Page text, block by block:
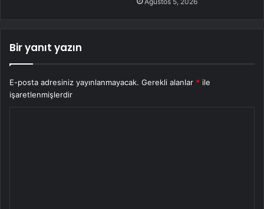
Bir yanıt yazın
E-posta adresiniz yayınlanmayacak. Gerekli alanlar * ile
işaretlenmişlerdir